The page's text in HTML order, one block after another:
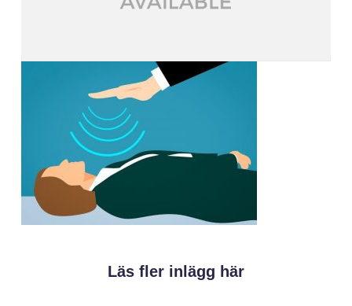
Läs fler inlägg här